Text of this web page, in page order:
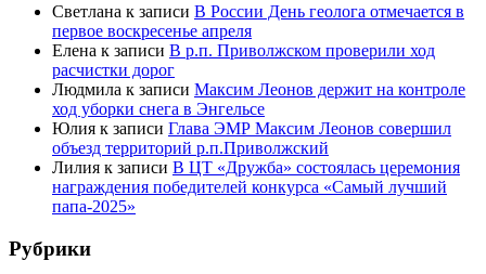
Светлана к записи В России День геолога отмечается в
первое воскресенье апреля
Елена к записи В р.п. Приволжском проверили ход
расчистки дорог
Людмила к записи Максим Леонов держит на контроле
ход уборки снега в Энгельсе
Юлия к записи Глава ЭМР Максим Леонов совершил
объезд территорий р.п.Приволжский
Лилия к записи В ЦТ «Дружба» состоялась церемония
награждения победителей конкурса «Самый лучший
папа-2025»
Рубрики